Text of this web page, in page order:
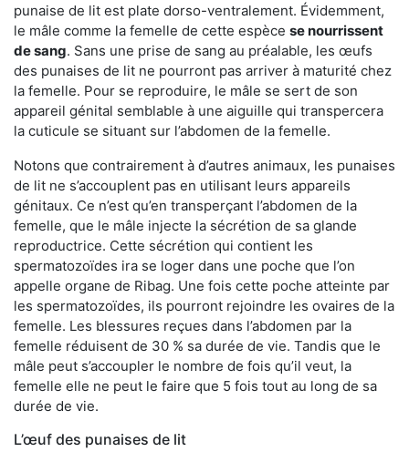
punaise de lit est plate dorso-ventralement. Évidemment,
le mâle comme la femelle de cette espèce se nourrissent
de sang. Sans une prise de sang au préalable, les œufs
des punaises de lit ne pourront pas arriver à maturité chez
la femelle. Pour se reproduire, le mâle se sert de son
appareil génital semblable à une aiguille qui transpercera
la cuticule se situant sur l’abdomen de la femelle.
Notons que contrairement à d’autres animaux, les punaises
de lit ne s’accouplent pas en utilisant leurs appareils
génitaux. Ce n’est qu’en transperçant l’abdomen de la
femelle, que le mâle injecte la sécrétion de sa glande
reproductrice. Cette sécrétion qui contient les
spermatozoïdes ira se loger dans une poche que l’on
appelle organe de Ribag. Une fois cette poche atteinte par
les spermatozoïdes, ils pourront rejoindre les ovaires de la
femelle. Les blessures reçues dans l’abdomen par la
femelle réduisent de 30 % sa durée de vie. Tandis que le
mâle peut s’accoupler le nombre de fois qu’il veut, la
femelle elle ne peut le faire que 5 fois tout au long de sa
durée de vie.
L’œuf des punaises de lit